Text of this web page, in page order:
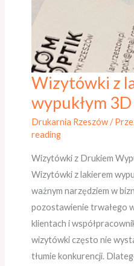
Wizytówki z
wypukłym 3D
Drukarnia Rzeszów/
reading
Wizytówki z Drukiem
Wizytówki z lakierem
ważnym narzędziem w
pozostawienie trwałego
klientach i
wizytówki często nie
tłumie konkurencji.
Wizytówki
lakierem
wypukłym